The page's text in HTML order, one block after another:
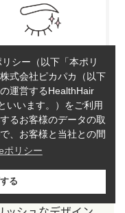
形式での相談も可
ができるのが特徴
シー（以下「本ポリ
式会社ピカパカ（以下
運営するHealthHair
いいます。）をご利用
るお客様のデータの取
、お客様と当社との間
ポリシー
る